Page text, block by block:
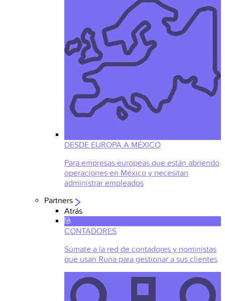
DESDE EUROPA A MÉXICO
Para empresas europeas que están abriendo
operaciones en México y necesitan
administrar empleados
Partners
Atrás
CONTADORES
Súmate a la red de contadores y noministas
que usan Runa para gestionar a sus clientes